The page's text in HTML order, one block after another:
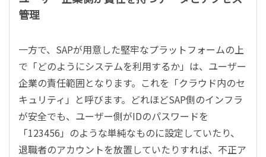
管理
一方で、SAPが用意した堅牢なプラットフォームの上
で「どのようにシステムを利用するか」は、ユーザー
企業の責任範囲となります。これを「クラウド内のセ
キュリティ」と呼びます。どれほどSAP側のインフラ
が安全でも、ユーザー側がIDのパスワードを
「123456」のような単純なものに設定していたり、
退職者のアカウントを放置していたりすれば、不正ア